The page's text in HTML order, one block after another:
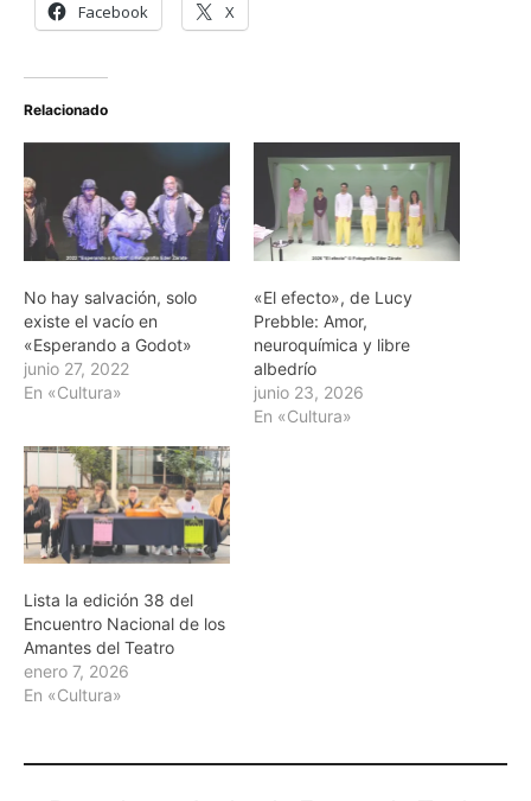
Facebook X
Relacionado
No hay salvación, solo
existe el vacío en
«Esperando a Godot»
junio 27, 2022
En «Cultura»
«El efecto», de Lucy
Prebble: Amor,
neuroquímica y libre
albedrío
junio 23, 2026
En «Cultura»
Lista la edición 38 del
Encuentro Nacional de los
Amantes del Teatro
enero 7, 2026
En «Cultura»